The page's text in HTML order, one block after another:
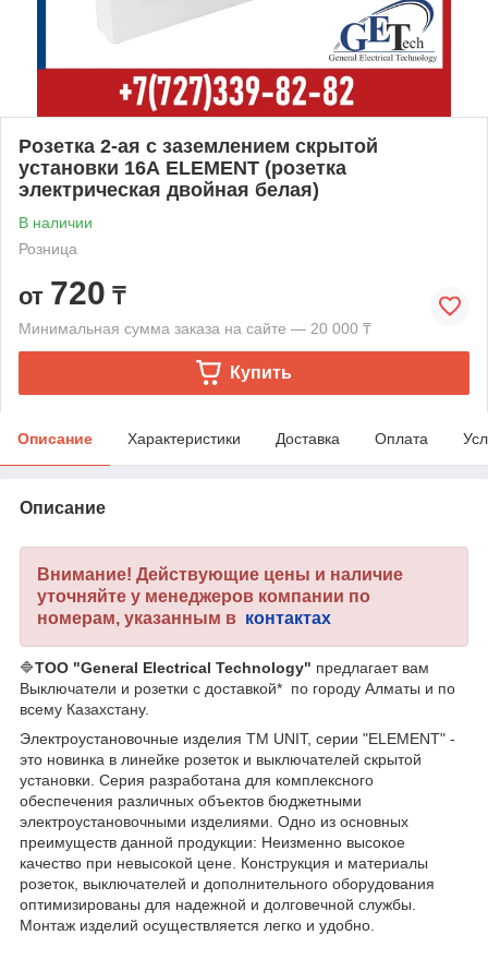
Розетка 2-ая с заземлением скрытой
установки 16А ELEMENT (розетка
электрическая двойная белая)
В наличии
Розница
от 720 ₸
Минимальная сумма заказа на сайте — 20 000 ₸
Купить
Описание Характеристики Доставка Оплата
Описание
Внимание! Действующие цены и наличие
уточняйте у менеджеров компании по
номерам, указанным в контактах
🔷ТОО "General Electrical Technology" предлагает вам
Выключатели и розетки с доставкой* по городу Алматы и по
всему Казахстану.
Электроустановочные изделия TM UNIT, серии "ELEMENT" -
это новинка в линейке розеток и выключателей скрытой
установки. Серия разработана для комплексного
обеспечения различных объектов бюджетными
электроустановочными изделиями. Одно из основных
преимуществ данной продукции: Неизменно высокое
качество при невысокой цене. Конструкция и материалы
розеток, выключателей и дополнительного оборудования
оптимизированы для надежной и долговечной службы.
Монтаж изделий осуществляется легко и удобно.